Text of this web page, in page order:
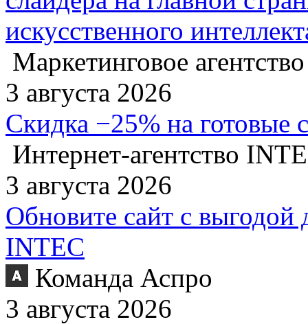
искусственного
Маркетинговое
3 августа 2026
Скидка −25% на готовые
Интернет-агентство
3 августа 2026
Обновите сайт с выгодой
INTEC
Команда Аспро
3 августа 2026